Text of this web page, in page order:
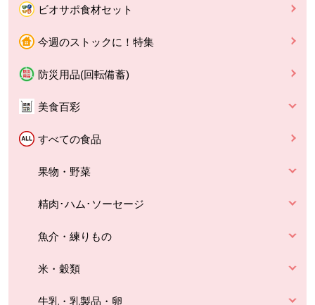
ビオサポ食材セット
今週のストックに！特集
防災用品(回転備蓄)
美食百彩
すべての食品
果物・野菜
精肉･ハム･ソーセージ
魚介・練りもの
米・穀類
牛乳・乳製品・卵